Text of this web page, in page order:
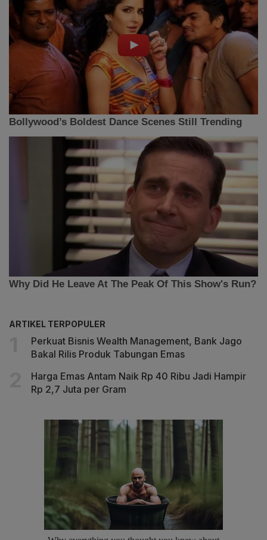
ARTIKEL TERPOPULER
Perkuat Bisnis Wealth Management, Bank Jago
Bakal Rilis Produk Tabungan Emas
Harga Emas Antam Naik Rp 40 Ribu Jadi Hampir
Rp 2,7 Juta per Gram